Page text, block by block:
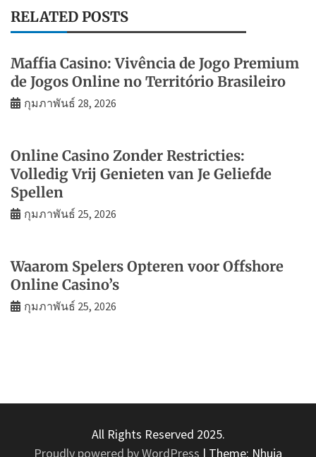
RELATED POSTS
Maffia Casino: Vivência de Jogo Premium
de Jogos Online no Território Brasileiro
กุมภาพันธ์ 28, 2026
Online Casino Zonder Restricties:
Volledig Vrij Genieten van Je Geliefde
Spellen
กุมภาพันธ์ 25, 2026
Waarom Spelers Opteren voor Offshore
Online Casino’s
กุมภาพันธ์ 25, 2026
All Rights Reserved 2025.
Proudly powered by WordPress | Theme: Nhuja